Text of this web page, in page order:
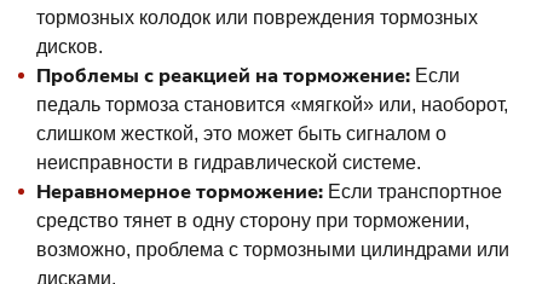
тормозных колодок или повреждения тормозных
дисков.
Проблемы с реакцией на торможение: Если
педаль тормоза становится «мягкой» или, наоборот,
слишком жесткой, это может быть сигналом о
неисправности в гидравлической системе.
Неравномерное торможение: Если транспортное
средство тянет в одну сторону при торможении,
возможно, проблема с тормозными цилиндрами или
дисками.